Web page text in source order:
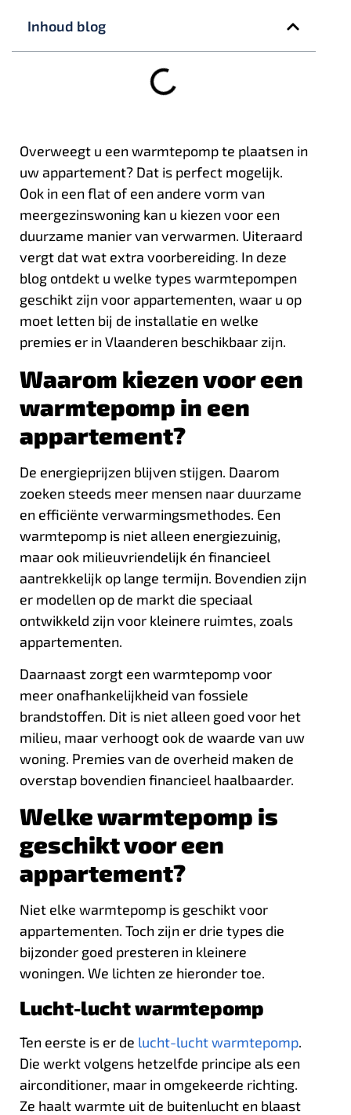
Inhoud blog
Overweegt u een warmtepomp te plaatsen in
uw appartement? Dat is perfect mogelijk.
Ook in een flat of een andere vorm van
meergezinswoning kan u kiezen voor een
duurzame manier van verwarmen. Uiteraard
vergt dat wat extra voorbereiding. In deze
blog ontdekt u welke types warmtepompen
geschikt zijn voor appartementen, waar u op
moet letten bij de installatie en welke
premies er in Vlaanderen beschikbaar zijn.
Waarom kiezen voor een
warmtepomp in een
appartement?
De energieprijzen blijven stijgen. Daarom
zoeken steeds meer mensen naar duurzame
en efficiënte verwarmingsmethodes. Een
warmtepomp is niet alleen energiezuinig,
maar ook milieuvriendelijk én financieel
aantrekkelijk op lange termijn. Bovendien zijn
er modellen op de markt die speciaal
ontwikkeld zijn voor kleinere ruimtes, zoals
appartementen.
Daarnaast zorgt een warmtepomp voor
meer onafhankelijkheid van fossiele
brandstoffen. Dit is niet alleen goed voor het
milieu, maar verhoogt ook de waarde van uw
woning. Premies van de overheid maken de
overstap bovendien financieel haalbaarder.
Welke warmtepomp is
geschikt voor een
appartement?
Niet elke warmtepomp is geschikt voor
appartementen. Toch zijn er drie types die
bijzonder goed presteren in kleinere
woningen. We lichten ze hieronder toe.
Lucht-lucht warmtepomp
Ten eerste is er de lucht-lucht warmtepomp.
Die werkt volgens hetzelfde principe als een
airconditioner, maar in omgekeerde richting.
Ze haalt warmte uit de buitenlucht en blaast